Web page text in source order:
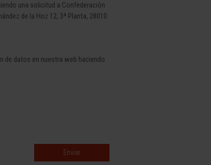
una solicitud a Confederación
de la Hoz 12, 3ª Planta, 28010
de datos en nuestra web haciendo